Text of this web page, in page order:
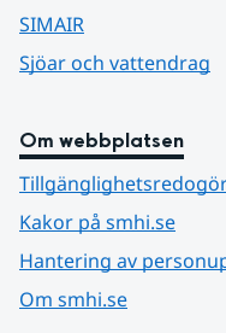
SIMAIR
Sjöar och vattendrag
Om webbplatsen
Kakor på smhi.se
Hantering av
Om smhi.se